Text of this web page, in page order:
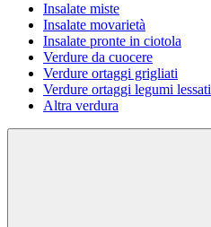
Insalate miste
Insalate movarietà
Insalate pronte in ciotola
Verdure da cuocere
Verdure ortaggi grigliati
Verdure ortaggi legumi lessati
Altra verdura